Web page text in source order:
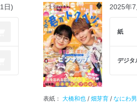
まだまだ続く宿泊研修＆恋の駆
★MC『神に恋など早すぎる』2
★本作品の発売を記念して
す。詳細は、こちらをご覧くださ
★同、メロンブックス全店でイラ
※記念品はそれぞれ別のもので
ります。数量限定のため、なく
試し読みコミックス電子版コミッ
が
こ
も眩しい星」アフレコレポま
vol.58］…小鳩ぐみ、潮波和、双
保奈実、いつき ◇電子版特別
和音「俺物語!!」1話 ※一部ペー
降に変わることがございます。
電子版では掲載していない場合
日) 2025年
紙
デジタ
表紙：大橋和也 /畑芽育 /なにわ